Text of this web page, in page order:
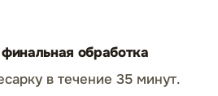
обработка
в течение 35 минут.